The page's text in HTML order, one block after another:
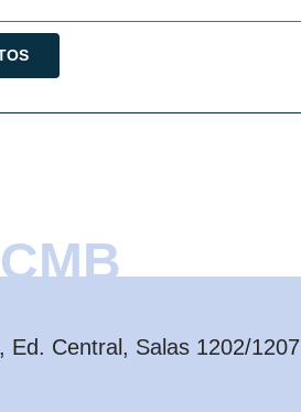
Ed. Central, Salas 1202/1207